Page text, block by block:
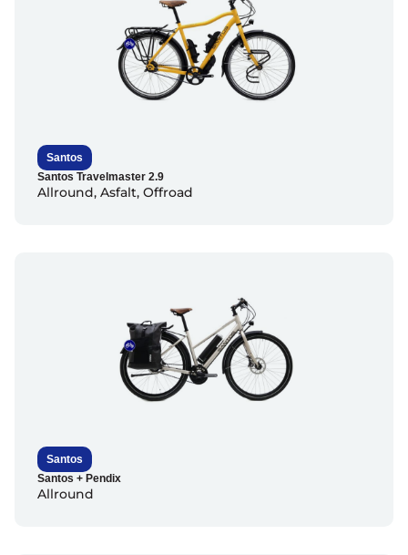
Santos
Santos Travelmaster 2.9
Allround, Asfalt, Offroad
Santos
Santos + Pendix
Allround